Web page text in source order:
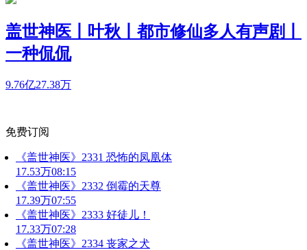
盖世神医丨叶秋丨都市修仙多人有声剧丨
一种侃侃
9.76亿27.38万
免费订阅
《盖世神医》2331 恐怖的凤凰体
17.53万08:15
《盖世神医》2332 倒霉的天尊
17.39万07:55
《盖世神医》2333 好徒儿！
17.33万07:28
《盖世神医》2334 丧家之犬